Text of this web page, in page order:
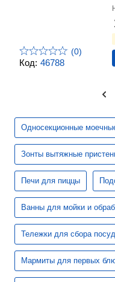
Код: 46788
(0)
Односекционные
Зонты вытяжные
Печи для пиццы
Ванны для мойки и
Тележки для сбора
Мармиты для первых